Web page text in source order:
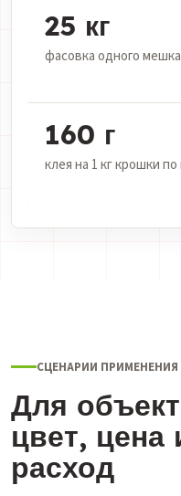
25 кг
фасовка одного
160 г
клея на 1 кг крошки
СЦЕНАРИИ ПРИМЕНЕНИЯ
Для
цвет, цена
расход